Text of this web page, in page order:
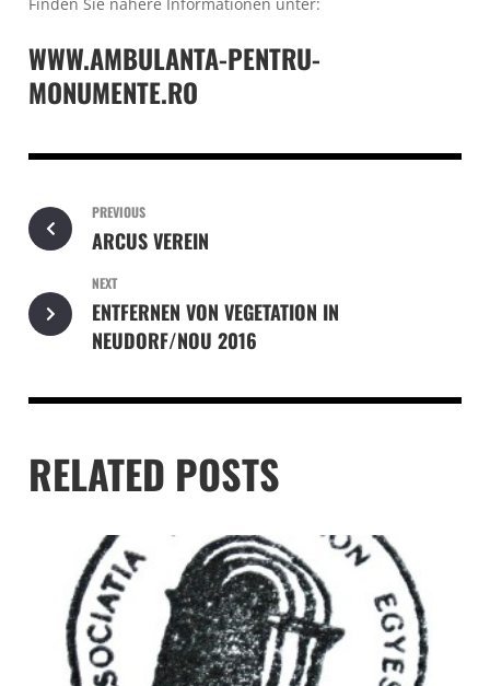
WWW.AMBULANTA-PENTRU-
MONUMENTE.RO
PREVIOUS
ARCUS VEREIN
NEXT
ENTFERNEN VON VEGETATION IN
NEUDORF/NOU 2016
RELATED POSTS